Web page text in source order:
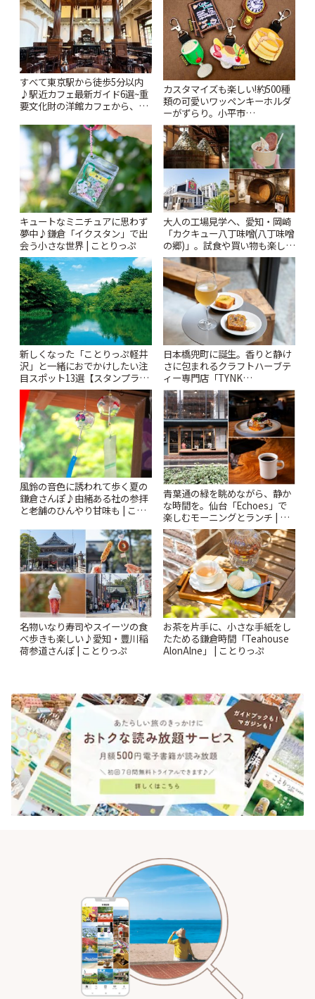
すべて東京駅から徒歩5分以内
♪駅近カフェ最新ガイド6選~重
要文化財の洋館カフェから、改
りっぷ
カスタマイズも楽しい!約500種
類の可愛いワッペンキーホルダ
ーがずらり。小平市
「Kimamaya T&K」 | ことりっ
ぷ
キュートなミニチュアに思わず
夢中♪鎌倉「イクスタン」で出
会う小さな世界 | ことりっぷ
大人の工場見学へ、愛知・岡崎
「カクキュー八丁味噌(八丁味噌
の郷)」。試食や買い物も楽しみ
♪ | ことりっぷ
新しくなった「ことりっぷ軽井
沢」と一緒におでかけしたい注
目スポット13選【スタンプラリ
ー開催中】 | ことりっぷ
日本橋兜町に誕生。香りと静け
さに包まれるクラフトハーブテ
ィー専門店「TYNK
Kabutocho」 | ことりっぷ
風鈴の音色に誘われて歩く夏の
鎌倉さんぽ♪由緒ある社の参拝
と老舗のひんやり甘味も | こと
青葉通の緑を眺めながら、静か
な時間を。仙台「Echoes」で
楽しむモーニングとランチ | こ
とりっぷ
名物いなり寿司やスイーツの食
べ歩きも楽しい♪愛知・豊川稲
荷参道さんぽ | ことりっぷ
お茶を片手に、小さな手紙をし
たためる鎌倉時間「Teahouse
AlonAlne」 | ことりっぷ